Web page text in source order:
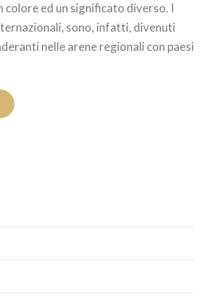
colore ed un significato diverso. I
sono, infatti, divenuti
nelle arene regionali con paesi